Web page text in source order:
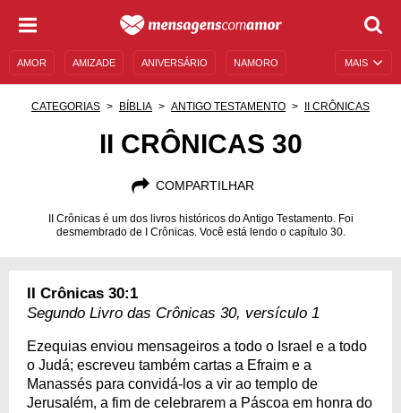
MAIS
AMOR AMIZADE ANIVERSÁRIO NAMORO
AUTOAJUDA
CATEGORIAS BÍBLIA ANTIGO TESTAMENTO II CRÔNICAS
II CRÔNICAS 30
COMPARTILHAR
II Crônicas é um dos livros históricos do Antigo Testamento. Foi
desmembrado de I Crônicas. Você está lendo o capítulo 30.
II Crônicas 30:1
Segundo Livro das Crônicas 30, versículo 1
Ezequias enviou mensageiros a todo o Israel e a todo
o Judá; escreveu também cartas a Efraim e a
Manassés para convidá-los a vir ao templo de
Jerusalém, a fim de celebrarem a Páscoa em honra do